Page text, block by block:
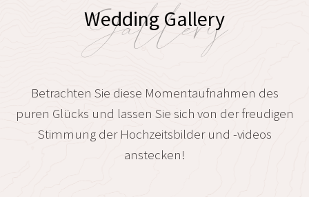
Wedding Gallery
Gallery
Betrachten Sie diese Momentaufnahmen des
puren Glücks und lassen Sie sich von der freudigen
Stimmung der Hochzeitsbilder und -videos
anstecken!